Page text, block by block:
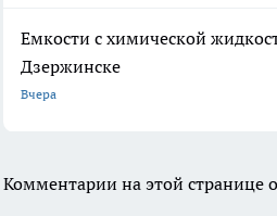
Емкости с химической
Дзержинске
Вчера
Комментарии на этой странице